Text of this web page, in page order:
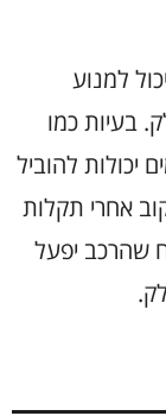
למנוע
בעיות כמו
יכולות להוביל
אחרי תקלות
שהרכב יפעל